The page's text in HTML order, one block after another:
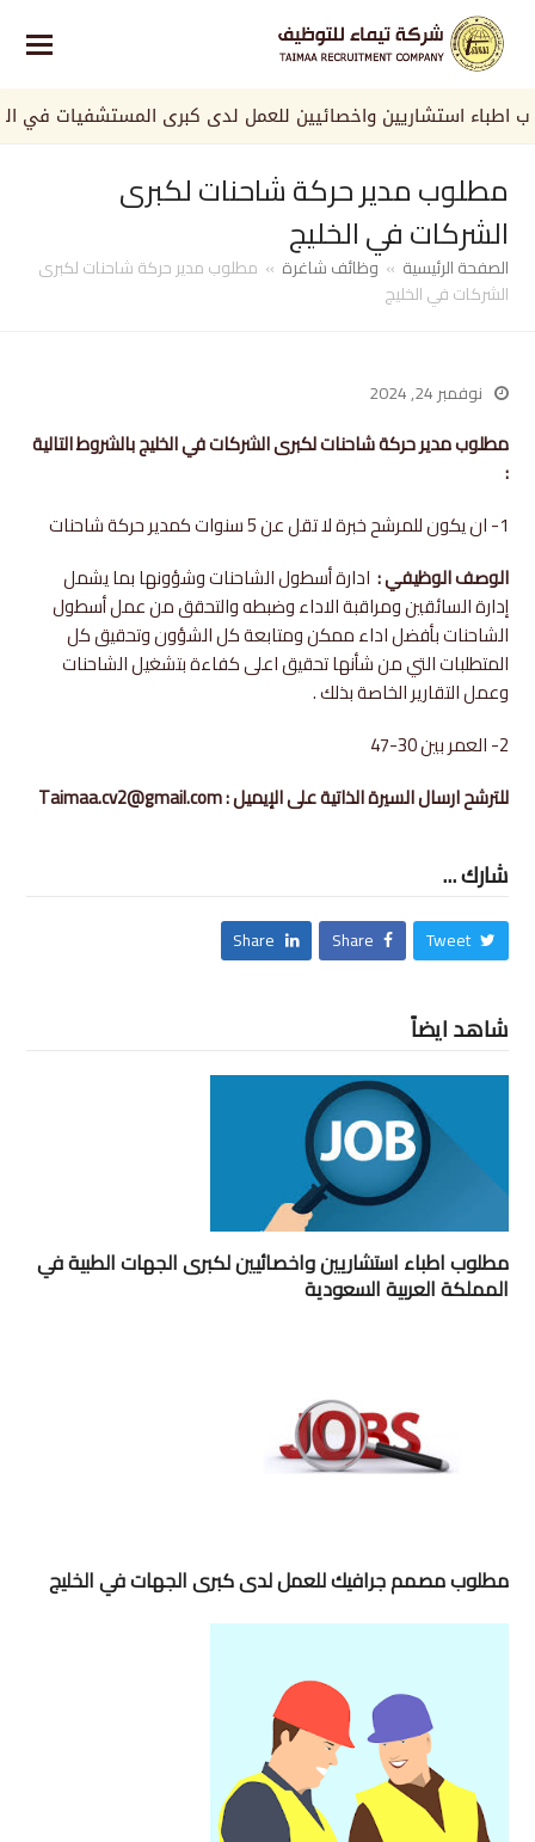
استشاريين واخصائيين للعمل لدى كبرى المستشفيات في
مطلوب مدير حركة شاحنات لكبرى
الشركات في الخليج
الصفحة الرئيسية » وظائف شاغرة » مطلوب مدير حركة شاحنات لكبرى
الشركات في الخليج
نوفمبر 24, 2024
مطلوب مدير حركة شاحنات لكبرى الشركات في الخليج بالشروط التالية
:
1- ان يكون للمرشح خبرة لا تقل عن 5 سنوات كمدير حركة شاحنات
الوصف الوظيفي : ادارة أسطول الشاحنات وشؤونها بما يشمل
إدارة السائقين ومراقبة الاداء وضبطه والتحقق من عمل أسطول
الشاحنات بأفضل اداء ممكن ومتابعة كل الشؤون وتحقيق كل
المتطلبات التي من شأنها تحقيق اعلى كفاءة بتشغيل الشاحنات
وعمل التقارير الخاصة بذلك .
2- العمر بين 30-47
للترشح ارسال السيرة الذاتية على الإيميل : Taimaa.cv2@gmail.com
شارك ...
Tweet
Share
Share
شاهد ايضاً
مطلوب اطباء استشاريين واخصائيين لكبرى الجهات الطبية في
المملكة العربية السعودية
مطلوب مصمم جرافيك للعمل لدى كبرى الجهات في الخليج